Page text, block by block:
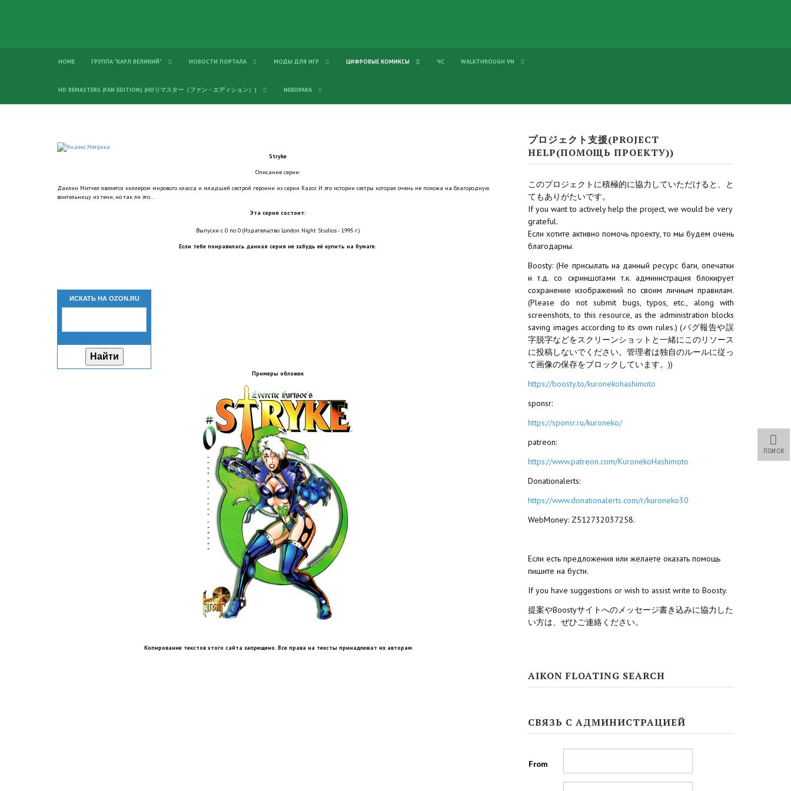
HOME ГРУППА "КАРЛ ВЕЛИКИЙ" НОВОСТИ ПОРТАЛА МОДЫ ДЛЯ ИГР ЦИФРОВЫЕ КОМИКСЫ ЧС WALKTHROUGH VN
HD REMASTERS (FAN EDITION) (HDリマスター（ファン・エディション）) NEKOPARA
Stryke
Описание серии:
Даклин Митчел является киллером мирового класса и младшей сестрой героини из серии Razor. И это истории сестры которая очень не похожа на благородную
воительницу из тени, но так ли это…
Эта серия состоит:
Выпуски с 0 по 0 (Издательство London Night Studios - 1995 г.)
Если тебе понравилась данная серия не забудь её купить на бумаге.
ИСКАТЬ НА OZON.RU
Примеры обложек
Копирование текстов этого сайта запрещено. Все права на тексты принадлежат их авторам.
プロジェクト支援(PROJECT
HELP(ПОМОЩЬ ПРОЕКТУ))
このプロジェクトに積極的に協力していただけると、と
てもありがたいです。
If you want to actively help the project, we would be very
grateful.
Если хотите активно помочь проекту, то мы будем очень
благодарны.
Boosty: (Не присылать на данный ресурс баги, опечатки
и т.д. со скриншотами т.к. администрация блокирует
сохранение изображений по своим личным правилам.
(Please do not submit bugs, typos, etc., along with
screenshots, to this resource, as the administration blocks
saving images according to its own rules.) (バグ報告や誤
字脱字などをスクリーンショットと一緒にこのリソース
に投稿しないでください。管理者は独自のルールに従っ
て画像の保存をブロックしています。))
https://boosty.to/kuronekohashimoto
sponsr:
https://sponsr.ru/kuroneko/
patreon:
https://www.patreon.com/KuronekoHashimoto
Donationalerts:
https://www.donationalerts.com/r/kuroneko30
WebMoney: Z512732037258.
Если есть предложения или желаете оказать помощь
пишите на бусти.
If you have suggestions or wish to assist write to Boosty.
提案やBoostyサイトへのメッセージ書き込みに協力した
い方は、ぜひご連絡ください。
AIKON FLOATING SEARCH
ПОИСК
СВЯЗЬ С АДМИНИСТРАЦИЕЙ
From